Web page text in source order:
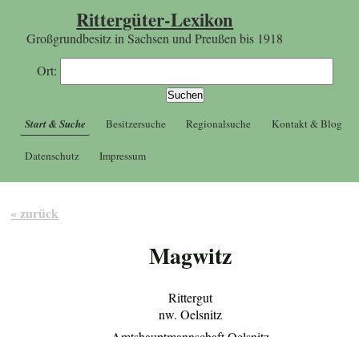
Rittergüter-Lexikon
Großgrundbesitz in Sachsen und Preußen bis 1918
Ort:
Start & Suche Besitzersuche Regionalsuche Kontakt & Blog
Datenschutz Impressum
« zurück
Magwitz
Rittergut
nw. Oelsnitz